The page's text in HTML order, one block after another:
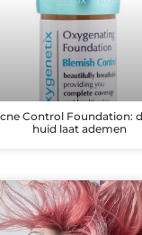
Control Foundation:
huid laat ademen